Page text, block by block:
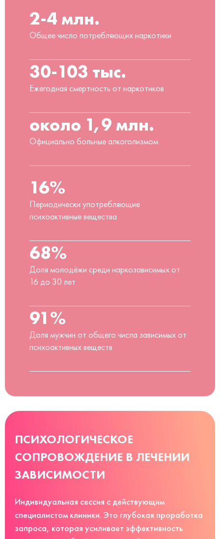
2-4 млн.
Общее число потребляющих наркотики
30-103 тыс.
Ежегодная смертность от наркотиков
около 1,9 млн.
Официально больные алкоголизмом
16%
Периодически употребляющие
психоактивные вещества
68%
Доля молодёжи среди наркозависимых от
16 до 30 лет
91%
Доля мужчин от общего числа зависимых от
психоактивных веществ
ПСИХОЛОГИЧЕСКОЕ
СОПРОВОЖДЕНИЕ В ЛЕЧЕНИИ
ЗАВИСИМОСТИ
Индивидуальная сессия с действующим
специалистом клиники. Это глубокая проработка
запроса, которая усиливает эффективность